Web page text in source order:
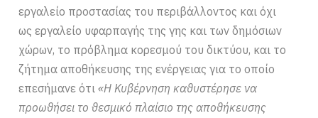
εργαλείο προστασίας του περιβάλλοντος και όχι
ως εργαλείο υφαρπαγής της γης και των δημόσιων
χώρων, το πρόβλημα κορεσμού του δικτύου, και το
ζήτημα αποθήκευσης της ενέργειας για το οποίο
επεσήμανε ότι«Η Κυβέρνηση καθυστέρησε να
προωθήσει το θεσμικό πλαίσιο της αποθήκευσης